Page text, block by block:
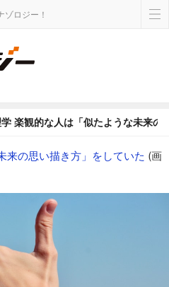
ロジー！
楽観的な人は「似たような未来の
来の思い描き方」をしていた (画